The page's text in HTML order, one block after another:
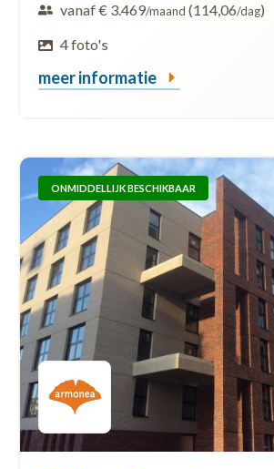
vanaf € 3.469/maand (114,06/dag)
4 foto's
meer informatie
ONMIDDELLIJK BESCHIKBAAR